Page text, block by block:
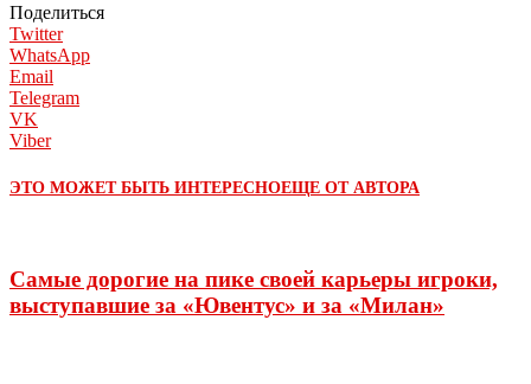
Поделиться
Twitter
WhatsApp
Email
Telegram
VK
Viber
ЭТО МОЖЕТ БЫТЬ ИНТЕРЕСНОЕЩЕ ОТ АВТОРА
Самые дорогие на пике своей карьеры игроки,
выступавшие за «Ювентус» и за «Милан»